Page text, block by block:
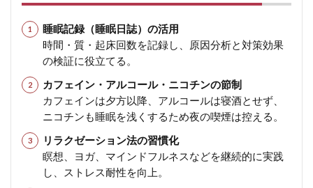
睡眠記録（睡眠日誌）の活用
時間・質・起床回数を記録し、原因分析と対策効果
の検証に役立てる。
カフェイン・アルコール・ニコチンの節制
カフェインは夕方以降、アルコールは寝酒とせず、
ニコチンも睡眠を浅くするため夜の喫煙は控える。
リラクゼーション法の習慣化
瞑想、ヨガ、マインドフルネスなどを継続的に実践
し、ストレス耐性を向上。